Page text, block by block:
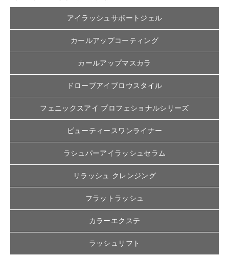
アイラッシュサポートジェル
カールアップコーティング
カールアップマスカラ
ドローブアイブロウスタイル
フェニックスアイ プロフェショナルシリーズ
ビューティースワンライナー
ラシュパーアイラッシュセラム
リラッシュ クレンジング
フラットラッシュ
カラーエクステ
ラッシュリフト